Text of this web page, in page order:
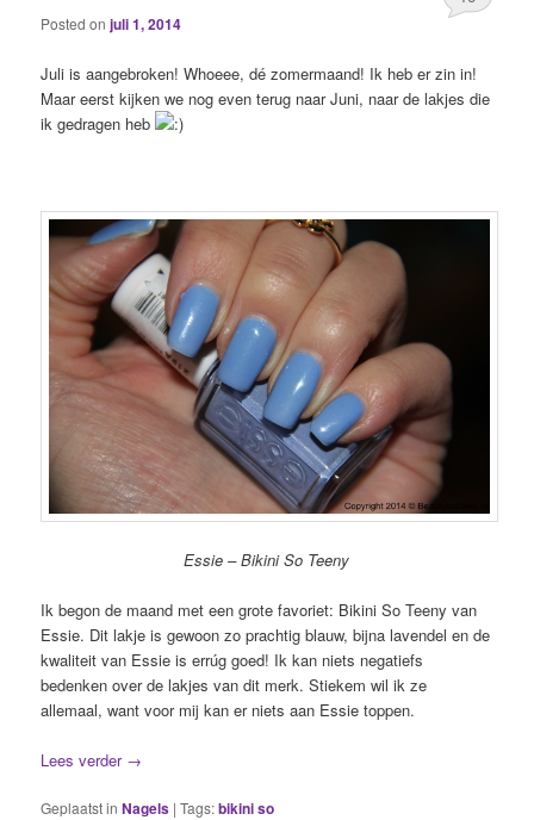
Posted onjuli 1, 2014
Juli is aangebroken! Whoeee, dé zomermaand! Ik heb er zin in!
Maar eerst kijken we nog even terug naar Juni, naar de lakjes die
ik gedragen heb
Essie – Bikini So Teeny
Ik begon de maand met een grote favoriet: Bikini So Teeny van
Essie. Dit lakje is gewoon zo prachtig blauw, bijna lavendel en de
kwaliteit van Essie is errúg goed! Ik kan niets negatiefs
bedenken over de lakjes van dit merk. Stiekem wil ik ze
allemaal, want voor mij kan er niets aan Essie toppen.
Lees verder →
Geplaatst in Nagels |Tags:bikini so